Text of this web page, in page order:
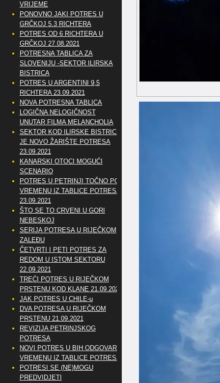
VRIJEME
PONOVNO JAKI POTRES U
GRČKOJ 5.3 RICHTERA
POTRES OD 6 RICHTERA U
GRČKOJ 27.08.2021
POTRESNA TABLICA ZA
SLOVENIJU -SEKTOR ILIRSKA
BISTRICA
POTRES U ARGENTINI 9,5
RICHTERA 23.09.2021
NOVA POTRESNA TABLICA
LOGIČNA NELOGIČNOST
UNUTAR FILMA MELANCHOLIA
SEKTOR KOD ILIRSKE BISTRICE
JE NOVO ŽARIŠTE POTRESA
23.09.2021
KANARSKI OTOCI MOGUĆI
SCENARIO
POTRES U PETRINJI TOČNO PO
VREMENU IZ TABLICE POTRESA
23.09.2021
ŠTO SE TO CRVENI U GORI
NEBESKOJ
SERIJA POTRESA U RIJEČKOM
ZALEĐU
ČETVRTI I PETI POTRES ZA
REDOM U ISTOM SEKTORU
22.09.2021
TREĆI POTRES U RIJEČKOM
PRSTENU KOD KLANE 21.09.2021
JAK POTRES U CHILE-u
DVA POTRESA U RIJEČKOM
PRSTENU 21.09.2021
REVIZIJA PETRINJSKOG
POTRESA
NOVI POTRES U BIH ODGOVARA
VREMENU IZ TABLICE POTRESA
POTRESI SE (NE)MOGU
PREDVIDJETI